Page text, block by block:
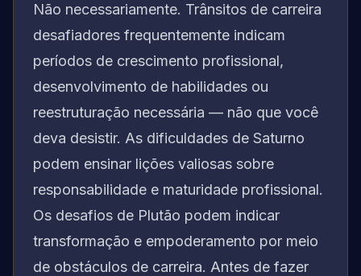
Não necessariamente. Trânsitos de carreira
desafiadores frequentemente indicam
períodos de crescimento profissional,
desenvolvimento de habilidades ou
reestruturação necessária — não que você
deva desistir. As dificuldades de Saturno
podem ensinar lições valiosas sobre
responsabilidade e maturidade profissional.
Os desafios de Plutão podem indicar
transformação e empoderamento por meio
de obstáculos de carreira. Antes de fazer